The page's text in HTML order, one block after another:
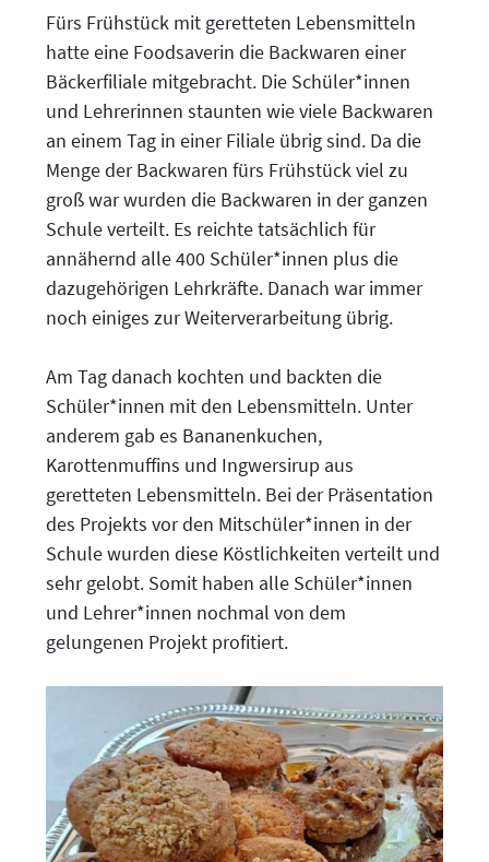
Fürs Frühstück mit geretteten Lebensmitteln
hatte eine Foodsaverin die Backwaren einer
Bäckerfiliale mitgebracht. Die Schüler*innen
und Lehrerinnen staunten wie viele Backwaren
an einem Tag in einer Filiale übrig sind. Da die
Menge der Backwaren fürs Frühstück viel zu
groß war wurden die Backwaren in der ganzen
Schule verteilt. Es reichte tatsächlich für
annähernd alle 400 Schüler*innen plus die
dazugehörigen Lehrkräfte. Danach war immer
noch einiges zur Weiterverarbeitung übrig.
Am Tag danach kochten und backten die
Schüler*innen mit den Lebensmitteln. Unter
anderem gab es Bananenkuchen,
Karottenmuffins und Ingwersirup aus
geretteten Lebensmitteln. Bei der Präsentation
des Projekts vor den Mitschüler*innen in der
Schule wurden diese Köstlichkeiten verteilt und
sehr gelobt. Somit haben alle Schüler*innen
und Lehrer*innen nochmal von dem
gelungenen Projekt profitiert.